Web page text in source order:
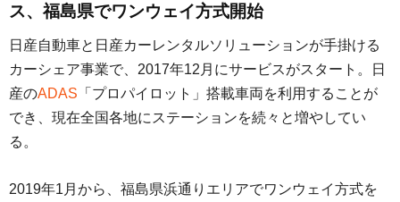
ス、福島県でワンウェイ方式開始
日産自動車と日産カーレンタルソリューションが手掛ける
カーシェア事業で、2017年12月にサービスがスタート。日
産のADAS 「プロパイロット」搭載車両を利用することが
でき、現在全国各地にステーションを続々と増やしてい
る。
2019年1月から、福島県浜通りエリアでワンウェイ方式を